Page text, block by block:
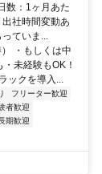
数：1ヶ月あた
社時間変動あ
ていま...
・もしくは中
未経験もOK！
ックを導入...
フリーター歓迎
者歓迎
期歓迎